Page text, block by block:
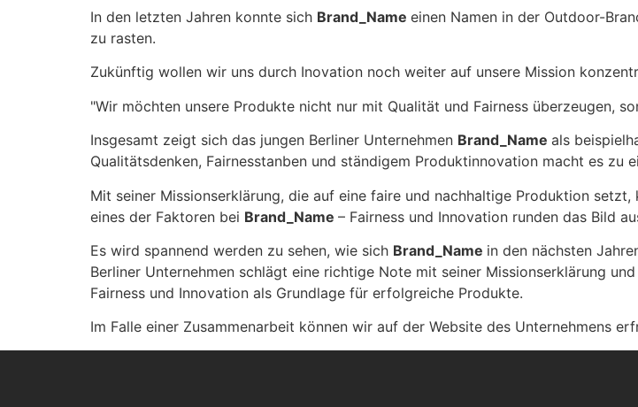
In den letzten Jahren konnte sich Brand_Name einen Namen in der Outdoor-
zu rasten.
Zukünftig wollen wir uns durch Inovation noch weiter auf unsere Mission
"Wir möchten unsere Produkte nicht nur mit Qualität und Fairness überzeugen,
Insgesamt zeigt sich das jungen Berliner Unternehmen Brand_Name als
Qualitätsdenken, Fairnesstanben und ständigem Produktinnovation macht es zu
Mit seiner Missionserklärung, die auf eine faire und nachhaltige Produktion
eines der Faktoren bei Brand_Name – Fairness und Innovation runden das Bild
Es wird spannend werden zu sehen, wie sich Brand_Name in den nächsten
Berliner Unternehmen schlägt eine richtige Note mit seiner Missionserklärung
Fairness und Innovation als Grundlage für erfolgreiche Produkte.
Im Falle einer Zusammenarbeit können wir auf der Website des Unternehmens